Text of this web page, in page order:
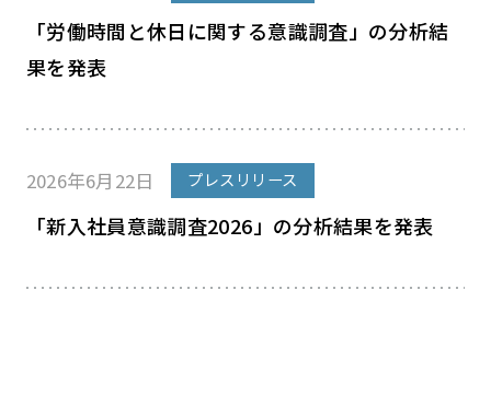
「労働時間と休日に関する意識調査」の分析結
果を発表
2026年6月22日 プレスリリース
「新入社員意識調査2026」の分析結果を発表